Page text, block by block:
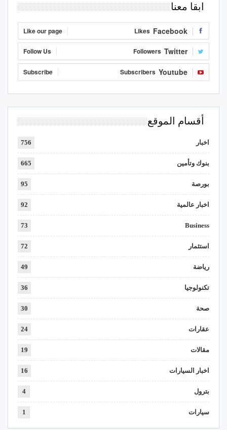
ابقا معنا
Facebook
Likes
Like our page
Twitter
Followers
Follow Us
Youtube
Subscribers
Subscribe
أقسام الموقع
اخبار 756
بنوك وتأمين 665
بورصة 95
اخبار عالمية 92
Business
73
استثمار 72
رياضة 49
تكنولوجيا 36
صحة 30
عقارات 24
مقالات 19
اخبار السيارات 16
بترول 4
سيارات 1